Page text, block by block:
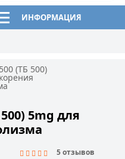
ИНФОРМАЦИЯ
(ТБ 500)
5mg для
5 отзывов